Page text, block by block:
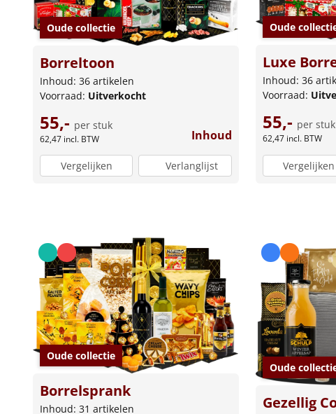
Oude collectie
Borreltoon
Inhoud: 36 artikelen
Voorraad: Uitverkocht
55,- per stuk
62,47 incl. BTW Inhoud
Vergelijken Verlanglijst
Oude
Luxe
Inhoud: 36
Voorraad:
55,- per stuk
62,47 incl. BTW
Vergelijken
Oude collectie
Borrelsprank
Inhoud: 31 artikelen
Oude
Gezellig